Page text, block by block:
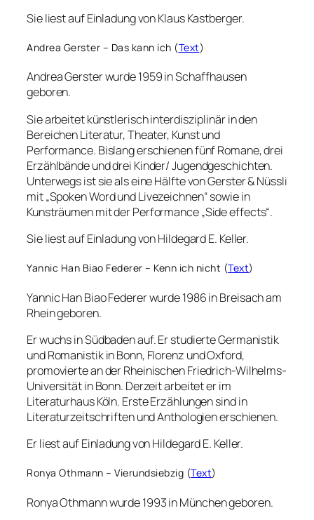
Sie liest auf Einladung von Klaus Kastberger.
Andrea Gerster – Das kann ich (Text)
Andrea Gerster wurde 1959 in Schaffhausen
geboren.
Sie arbeitet künstlerisch interdisziplinär in den
Bereichen Literatur, Theater, Kunst und
Performance. Bislang erschienen fünf Romane, drei
Erzählbände und drei Kinder/ Jugendgeschichten.
Unterwegs ist sie als eine Hälfte von Gerster & Nüssli
mit „Spoken Word und Livezeichnen“ sowie in
Kunsträumen mit der Performance „Side effects“.
Sie liest auf Einladung von Hildegard E. Keller.
Yannic Han Biao Federer – Kenn ich nicht (Text)
Yannic Han Biao Federer wurde 1986 in Breisach am
Rhein geboren.
Er wuchs in Südbaden auf. Er studierte Germanistik
und Romanistik in Bonn, Florenz und Oxford,
promovierte an der Rheinischen Friedrich-Wilhelms-
Universität in Bonn. Derzeit arbeitet er im
Literaturhaus Köln. Erste Erzählungen sind in
Literaturzeitschriften und Anthologien erschienen.
Er liest auf Einladung von Hildegard E. Keller.
Ronya Othmann – Vierundsiebzig (Text)
Ronya Othmann wurde 1993 in München geboren.